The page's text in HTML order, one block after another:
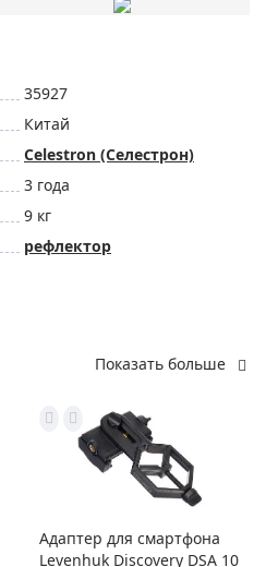
35927
Китай
Celestron (Селестрон)
3 года
9 кг
рефлектор
Показать больше
Адаптер для смартфона
Levenhuk Discovery DSA 10